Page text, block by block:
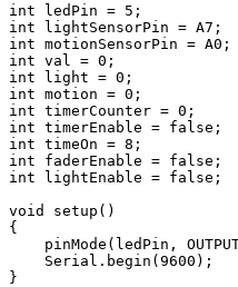
int ledPin = 5;            //
int lightSensorPin = A7;
int motionSensorPin = A0;
int val = 0;               //
int light = 0;             //
int motion = 0;
int timerCounter = 0;
int timerEnable = false;
int timeOn = 8;            //
int faderEnable = false;
int lightEnable = false;
void setup()
{
pinMode(ledPin,
    Serial.begin(9600);
}